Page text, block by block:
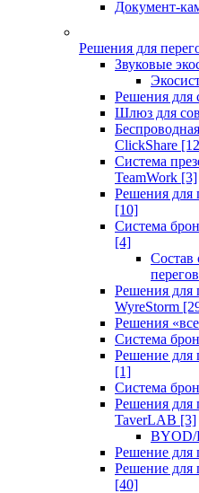
Документ-
Решения для
Звуковые
Решения для
Шлюз для
ClickShare
Система
TeamWork [3]
Решения для
[10]
Система
[4]
Состав
Решения для
WyreStorm
Решения
Система
Решение для
[1]
Система
Решения для
TaverLAB [3]
BYOD/
Решение для
Решение для
[40]